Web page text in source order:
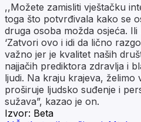
,,Možete zamisliti vještačku
toga što potvrđivala kako se
druga osoba možda osjeća.
‘Zatvori ovo i idi da lično
važno jer je kvalitet naših
najjačih prediktora zdravlja i
ljudi. Na kraju krajeva, želimo
proširuje ljudsko suđenje i
sužava”, kazao je on.
Izvor: Beta